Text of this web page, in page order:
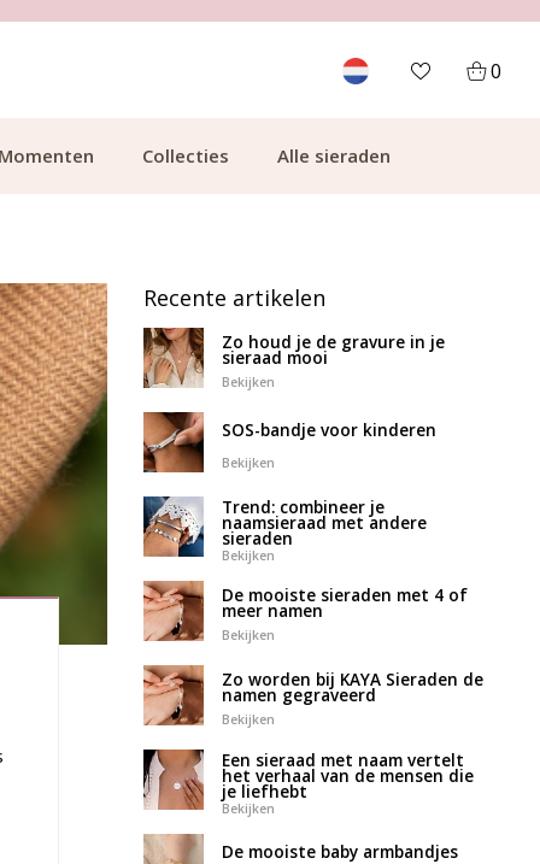
0
Collecties Alle sieraden
Recente artikelen
Zo houd je de gravure in je
sieraad mooi
Bekijken
SOS-bandje voor kinderen
Bekijken
Trend: combineer je
naamsieraad met andere
sieraden
Bekijken
De mooiste sieraden met 4 of
meer namen
Bekijken
Zo worden bij KAYA Sieraden de
namen gegraveerd
Bekijken
Een sieraad met naam vertelt
het verhaal van de mensen die
je liefhebt
Bekijken
De mooiste baby armbandjes